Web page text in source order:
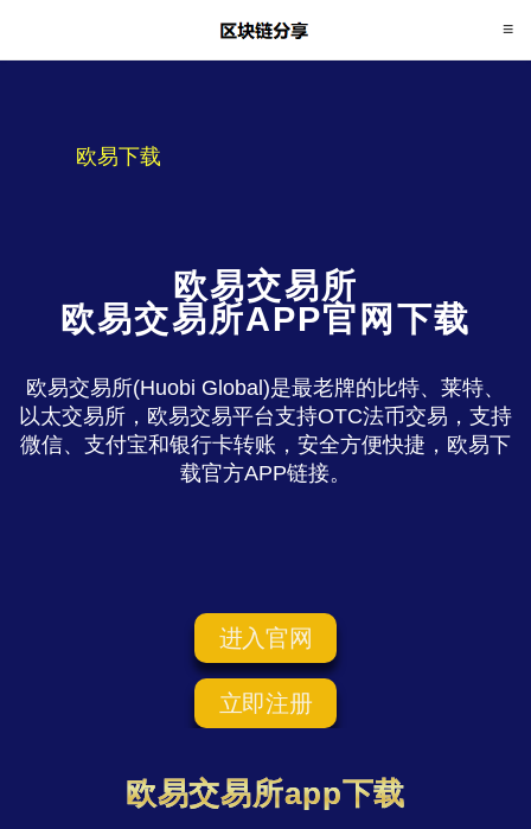
欧易下载
欧易交易所
欧易交易所APP官网下载
欧易交易所(Huobi Global)是最老牌的比特、莱特、
以太交易所，欧易交易平台支持OTC法币交易，支持
微信、支付宝和银行卡转账，安全方便快捷，欧易下
载官方APP链接。
进入官网
立即注册
欧易交易所app下载